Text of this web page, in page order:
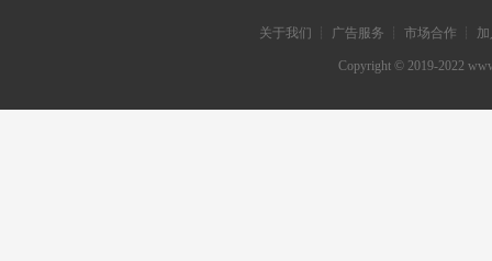
关于我们 ┊ 广告服务 ┊ 市场合作 ┊
Copyright © 2019-2022